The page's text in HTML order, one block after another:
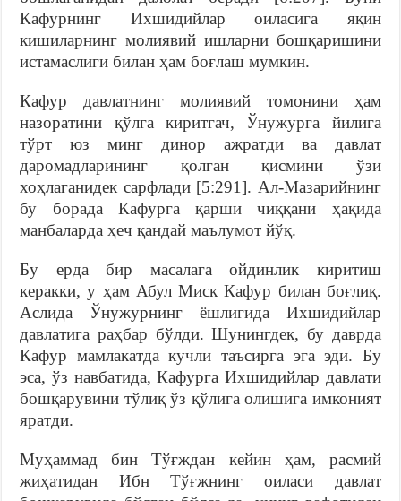
Кафурнинг Ихшидийлар оиласига яқин
кишиларнинг молиявий ишларни бошқаришини
истамаслиги билан ҳам боғлаш мумкин.
Кафур давлатнинг молиявий томонини ҳам
назоратини қўлга киритгач, Ўнужурга йилига
тўрт юз минг динор ажратди ва давлат
даромадларининг қолган қисмини ўзи
хоҳлаганидек сарфлади [5:291]. Ал-Мазарийнинг
бу борада Кафурга қарши чиққани ҳақида
манбаларда ҳеч қандай маълумот йўқ.
Бу ерда бир масалага ойдинлик киритиш
керакки, у ҳам Абул Миск Кафур билан боғлиқ.
Аслида Ўнужурнинг ёшлигида Ихшидийлар
давлатига раҳбар бўлди. Шунингдек, бу даврда
Кафур мамлакатда кучли таъсирга эга эди. Бу
эса, ўз навбатида, Кафурга Ихшидийлар давлати
бошқарувини тўлиқ ўз қўлига олишига имконият
яратди.
Муҳаммад бин Тўғждан кейин ҳам, расмий
жиҳатидан Ибн Тўғжнинг оиласи давлат